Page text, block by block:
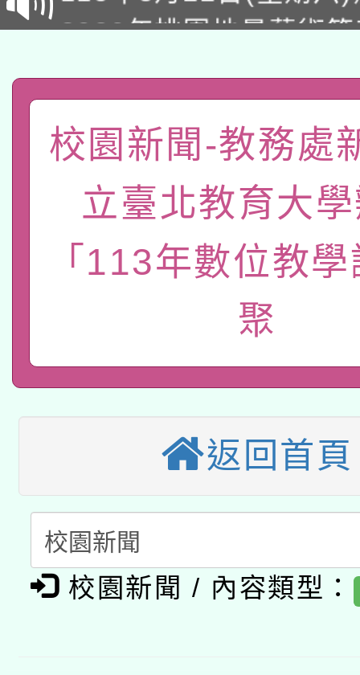
用水績優單位及節水達
動」
桃園市孔廟祈福系列
2026年桃園地景藝術
關事宜
轉知教育部國民及學前
國立臺灣師範大學辦理
年度健康促進學校輔導
業成長研習」實施計畫
函轉國家教育研究院中
原住民族教育政策研討
族教育國際趨勢與發展
轉知教育部國民及學前
新北市政府教育局辦
師專業成長研習實施計
方素養工作坊新北場」
函轉國立臺灣師範大學
族語言臺北學習中心
「族語學習班」招生簡
轉知有關國立成功大學
文教學共融平台-教案
教育部國民及學前教
年度COVID-19疫苗接
接種對象擴大為「滿6
接種之民眾」措施，
月28日止
轉知經濟部水利署委託
業技術研究院辦理「
用水績優單位及節水達
115年8月22日(星期六
桃園市孔廟祈福系列
開 智慧啟航」
2026年桃園地景藝術
「2026桃園藝術巡演
關事宜
轉知教育部國民及學前
國立臺灣師範大學辦理
年度健康促進學校輔導
函轉國家教育研究院中
原住民族教育政策研討
轉知教育部國民及學前
校園新聞-教務處
立臺北教育大
「113年數位教
聚
返回首頁
校園新聞 / 內容類型：